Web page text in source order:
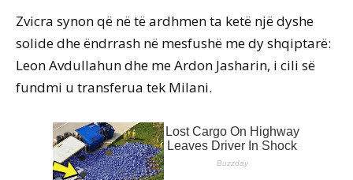
Zvicra synon që në të ardhmen ta ketë një dyshe
solide dhe ëndrrash në mesfushë me dy shqiptarë:
Leon Avdullahun dhe me Ardon Jasharin, i cili së
fundmi u transferua tek Milani.